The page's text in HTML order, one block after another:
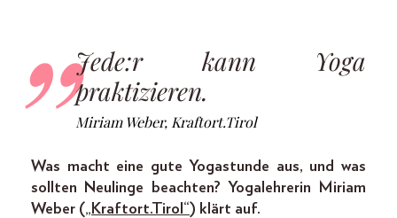
Jede:r kann Yoga
praktizieren.
Miriam Weber, Kraftort.Tirol
Was macht eine gute Yogastunde aus, und was
sollten Neulinge beachten? Yogalehrerin Miriam
Weber („Kraftort.Tirol“) klärt auf.